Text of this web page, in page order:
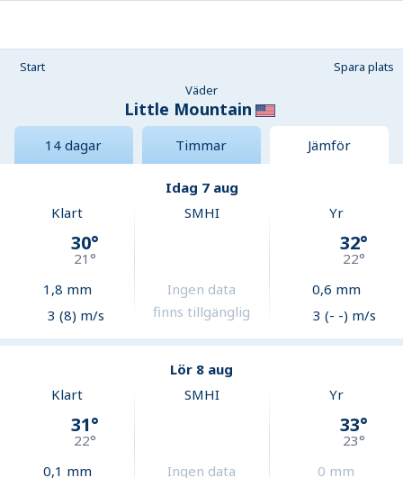
Start
Spara plats
Väder
Little Mountain
14 dagar Timmar Jämför
Idag 7 aug
Klart
30°
21°
1,8 mm
3 (8) m/s
SMHI
Ingen data
finns tillgänglig
Yr
32°
22°
0,6 mm
3 (- -) m/s
Lör 8 aug
Klart
31°
22°
0,1 mm
SMHI
Ingen data
Yr
33°
23°
0 mm